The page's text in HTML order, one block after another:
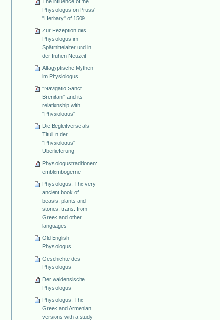
The influence of the
Physiologus on Prüss'
"Herbary" of 1509
Zur Rezeption des
Physiologus im
Spätmittelalter und in
der frühen Neuzeit
Altägyptische Mythen
im Physiologus
"Navigatio Sancti
Brendani" and its
relationship with
"Physiologus"
Die Begleitverse als
Tituli in der
"Physiologus"-
Überlieferung
Physiologustraditionen:
emblembogerne
Physiologus. The very
ancient book of
beasts, plants and
stones, trans. from
Greek and other
languages
Old English
Physiologus
Geschichte des
Physiologus
Der waldensische
Physiologus
Physiologus. The
Greek and Armenian
versions with a study